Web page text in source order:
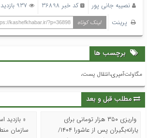
نصیبه جانی پور کد خبر 36898 937 بازدید
پرینت
لینک کوتاه kashefkhabar.ir/?p=36898
برچسب ها
مگاولت‌آمپری،انتقال پست،
مطلب قبل و بعد
واریزی ۳۵۰ هزار تومانی برای
یارانه‌بگیران پس از عاشورا ۱۴۰۴/
« بازدید
سازمان